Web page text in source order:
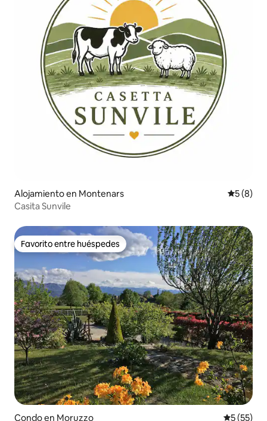
Alojamiento en Montenars
5 (8)
Casita Sunvile
Favorito entre huéspedes
Favorito entre huéspedes
Condo en Moruzzo
5 (55)